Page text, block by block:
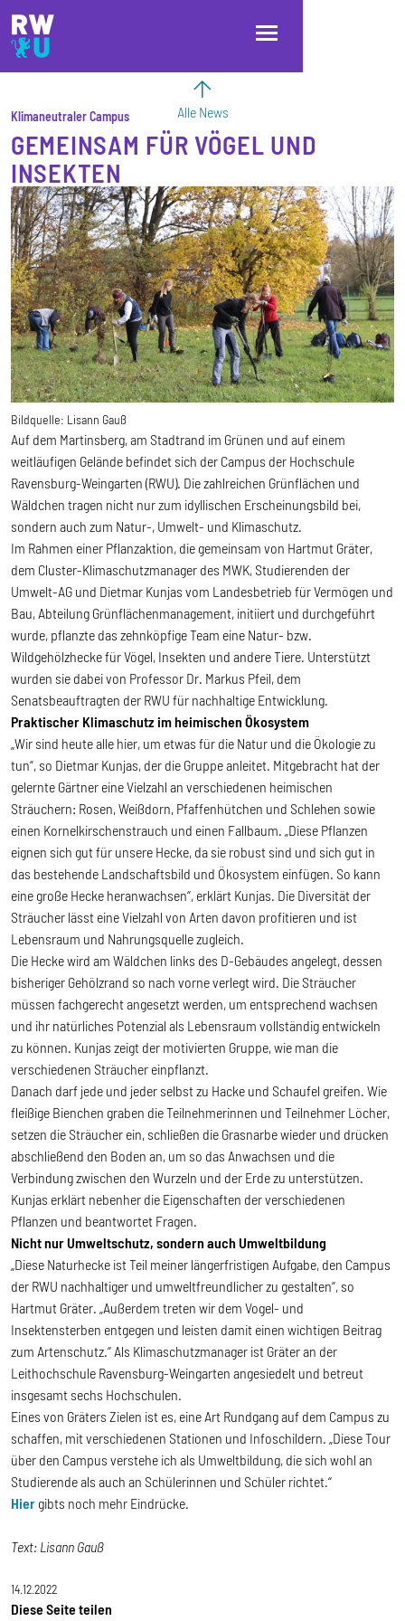
Direkt zum Inhalt
Direkt zur Hauptnavigation
Direkt zum Fußbereich
Alle News
Klimaneutraler Campus
GEMEINSAM FÜR VÖGEL UND
INSEKTEN
Bildquelle: Lisann Gauß
Auf dem Martinsberg, am Stadtrand im Grünen und auf einem
weitläufigen Gelände befindet sich der Campus der Hochschule
Ravensburg-Weingarten (RWU). Die zahlreichen Grünflächen und
Wäldchen tragen nicht nur zum idyllischen Erscheinungsbild bei,
sondern auch zum Natur-, Umwelt- und Klimaschutz.
Im Rahmen einer Pflanzaktion, die gemeinsam von Hartmut Gräter,
dem Cluster-Klimaschutzmanager des MWK, Studierenden der
Umwelt-AG und Dietmar Kunjas vom Landesbetrieb für Vermögen und
Bau, Abteilung Grünflächenmanagement, initiiert und durchgeführt
wurde, pflanzte das zehnköpfige Team eine Natur- bzw.
Wildgehölzhecke für Vögel, Insekten und andere Tiere. Unterstützt
wurden sie dabei von Professor Dr. Markus Pfeil, dem
Senatsbeauftragten der RWU für nachhaltige Entwicklung.
Praktischer Klimaschutz im heimischen Ökosystem
„Wir sind heute alle hier, um etwas für die Natur und die Ökologie zu
tun“, so Dietmar Kunjas, der die Gruppe anleitet. Mitgebracht hat der
gelernte Gärtner eine Vielzahl an verschiedenen heimischen
Sträuchern: Rosen, Weißdorn, Pfaffenhütchen und Schlehen sowie
einen Kornelkirschenstrauch und einen Fallbaum. „Diese Pflanzen
eignen sich gut für unsere Hecke, da sie robust sind und sich gut in
das bestehende Landschaftsbild und Ökosystem einfügen. So kann
eine große Hecke heranwachsen“, erklärt Kunjas. Die Diversität der
Sträucher lässt eine Vielzahl von Arten davon profitieren und ist
Lebensraum und Nahrungsquelle zugleich.
Die Hecke wird am Wäldchen links des D-Gebäudes angelegt, dessen
bisheriger Gehölzrand so nach vorne verlegt wird. Die Sträucher
müssen fachgerecht angesetzt werden, um entsprechend wachsen
und ihr natürliches Potenzial als Lebensraum vollständig entwickeln
zu können. Kunjas zeigt der motivierten Gruppe, wie man die
verschiedenen Sträucher einpflanzt.
Danach darf jede und jeder selbst zu Hacke und Schaufel greifen. Wie
fleißige Bienchen graben die Teilnehmerinnen und Teilnehmer Löcher,
setzen die Sträucher ein, schließen die Grasnarbe wieder und drücken
abschließend den Boden an, um so das Anwachsen und die
Verbindung zwischen den Wurzeln und der Erde zu unterstützen.
Kunjas erklärt nebenher die Eigenschaften der verschiedenen
Pflanzen und beantwortet Fragen.
Nicht nur Umweltschutz, sondern auch Umweltbildung
„Diese Naturhecke ist Teil meiner längerfristigen Aufgabe, den Campus
der RWU nachhaltiger und umweltfreundlicher zu gestalten“, so
Hartmut Gräter. „Außerdem treten wir dem Vogel- und
Insektensterben entgegen und leisten damit einen wichtigen Beitrag
zum Artenschutz.“ Als Klimaschutzmanager ist Gräter an der
Leithochschule Ravensburg-Weingarten angesiedelt und betreut
insgesamt sechs Hochschulen.
Eines von Gräters Zielen ist es, eine Art Rundgang auf dem Campus zu
schaffen, mit verschiedenen Stationen und Infoschildern. „Diese Tour
über den Campus verstehe ich als Umweltbildung, die sich wohl an
Studierende als auch an Schülerinnen und Schüler richtet.“
Hier gibts noch mehr Eindrücke.
Text: Lisann Gauß
14.12.2022
Diese Seite teilen